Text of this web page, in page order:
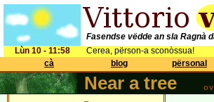
Fasendse vëdde an sla Ragnà
Lùn 10 - 11:58
Cerea, përson-a sconòssua!
cà
blog përsonal
Near a tree